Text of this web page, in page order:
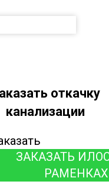
откачку
канализации
ЗАКАЗАТЬ
РАМЕНКАХ